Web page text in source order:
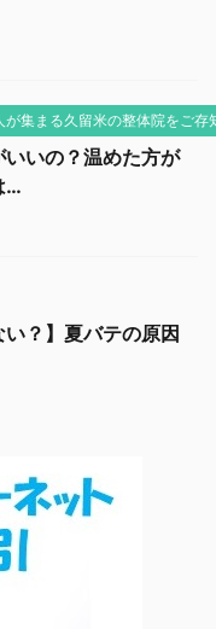
が集まる久留米の整体院をご存
いの？温めた方が
…
い？】夏バテの原因